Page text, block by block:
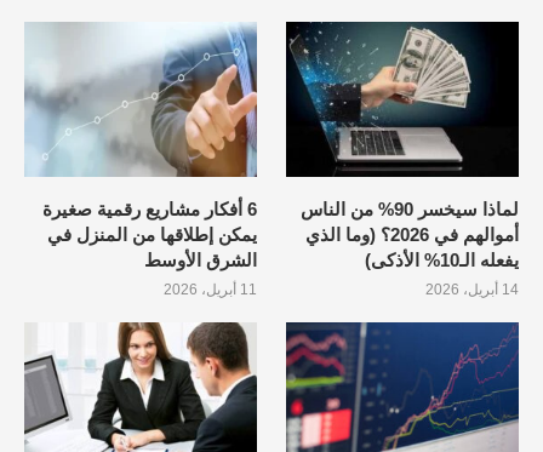
لماذا سيخسر 90% من الناس
أموالهم في 2026؟ (وما الذي
يفعله الـ10% الأذكى)
14 أبريل، 2026
6 أفكار مشاريع رقمية صغيرة
يمكن إطلاقها من المنزل في
الشرق الأوسط
11 أبريل، 2026